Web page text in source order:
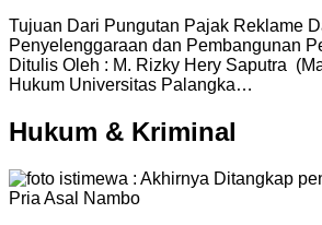
Tujuan Dari Pungutan Pajak Reklame
Penyelenggaraan dan Pembangunan
Ditulis Oleh : M. Rizky Hery Saputra
Hukum Universitas Palangka…
Hukum & Kriminal